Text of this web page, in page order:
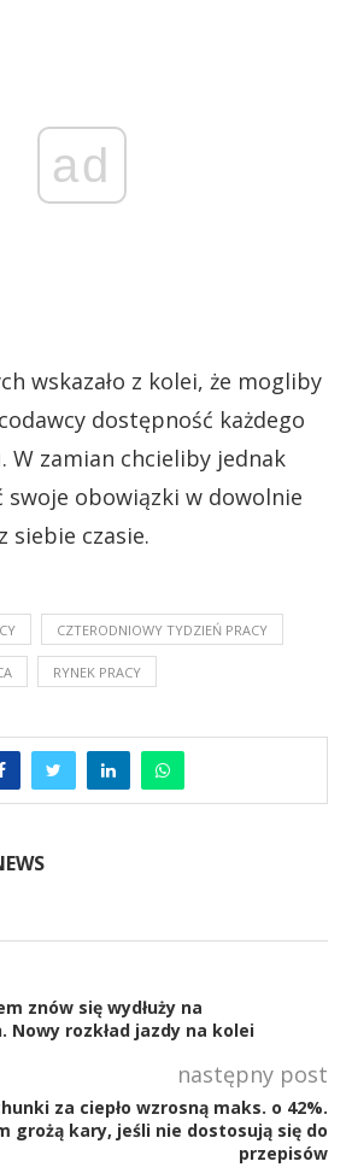
ad
wskazało z kolei, że mogliby
dostępność każdego
W zamian chcieliby jednak
swoje obowiązki w dowolnie
siebie czasie.
CZTERODNIOWY TYDZIEŃ PRACY
RYNEK PRACY
znów się wydłuży na
rozkład jazdy na kolei
następny post
za ciepło wzrosną maks. o 42%.
grożą kary, jeśli nie dostosują się do
przepisów